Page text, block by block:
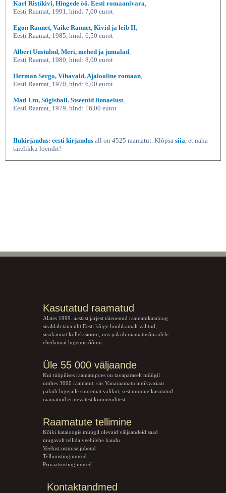
Karl Ristikivi, Hingede öö. Eesti romaanivara
Eesti Raamat, 1991, hind: 7,00 eurot
Egon Rannet, Vaike Rannet, Kivid ja leib II
Eesti Raamat, 1985, hind: 6,50 eurot
Albert Uustulnd, Meri, mehed ja jumalad
Eesti Raamat, 1980, hind: 8,00 eurot
Herman Sergo, Vihavald. Ajalooline romaan
Eesti Raamat, 1970, hind: 6,00 eurot
Mati Unt, Sügisball. Stseenid linnaelust
Eesti Raamat, 1979, hind: 16,00 eurot
Ilukirjandus: eesti kirjandus all on 4525 raamatut. Klõpsa siia , et näha
täielikku loendit!
Kasutatud raamatud
Alates 1999. aastast järjest täienenud raamatukataloog
sisaldab täna üht Eesti kõige hoolikamalt valitud,
sisukaimat kollektsiooni, mis pakub raamatusõpradele
ehedaimat lugemisrõõmu.
Üle 55 000 väljaande
Kui tüüpilises raamatupoes on tavapäraselt müügil
umbes 3000 raamatut, siis Vanaraamatu antikvariaat
pakub lugejaile suuremat valikut, sest müüme kasutatud
raamatuid erinevatest kümnenditest.
Raamatute tellimine
Kõiki kataloogis müügil olevaid väljaandeid saad
mugavalt tellida veebilehe kaudu.
Veebist ostmise juhend
Tellimistingimused
Privaatsustingimused
Kontaktandmed